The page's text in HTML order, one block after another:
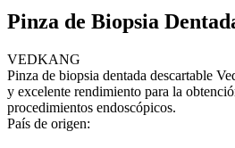
Pinza de Biopsia
VEDKANG
Pinza de biopsia dentada descartable
y excelente rendimiento para la
procedimientos endoscópicos.
País de origen: